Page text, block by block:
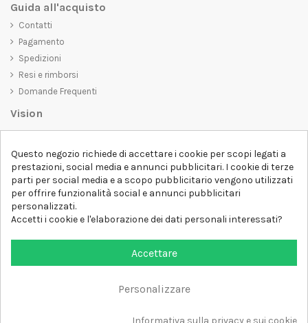
Guida all'acquisto
Contatti
Pagamento
Spedizioni
Resi e rimborsi
Domande Frequenti
Vision
belli da vedere, ma che trasmettano anche un messaggio importante.
Che siate alla ricerca di una t-shirt unica e di tendenza, di una felpa
comoda e accogliente o di un accessorio esclusivo,D-SHIRTha
qualcosa per tutti.
Follow us
Questo negozio richiede di accettare i cookie per scopi legati a
prestazioni, social media e annunci pubblicitari. I cookie di terze
parti per social media e a scopo pubblicitario vengono utilizzati
per offrire funzionalità social e annunci pubblicitari
personalizzati.
Accetti i cookie e l'elaborazione dei dati personali interessati?
Accettare
Personalizzare
Informativa sulla privacy e sui cookie